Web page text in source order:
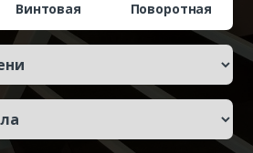
Винтовая Поворотная